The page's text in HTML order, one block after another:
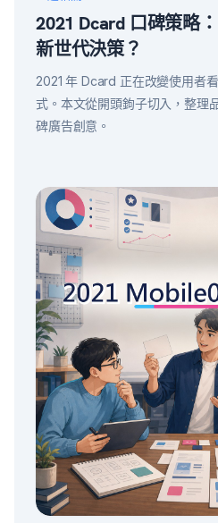
2021 Dcard 口碑策略
新世代決策？
2021 年 Dcard 正在改變使用者
式。本文從開頭鉤子切入，整理
碑廣告創意。